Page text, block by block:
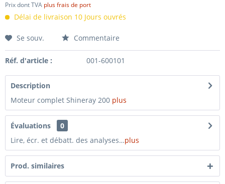
Prix dont TVA plus frais de port
Délai de livraison 10 Jours ouvrés
Se souv. Commentaire
Réf. d'article : 001-600101
Description
Moteur complet Shineray 200 plus
Évaluations
0
Lire, écr. et débatt. des analyses…plus
Prod. similaires